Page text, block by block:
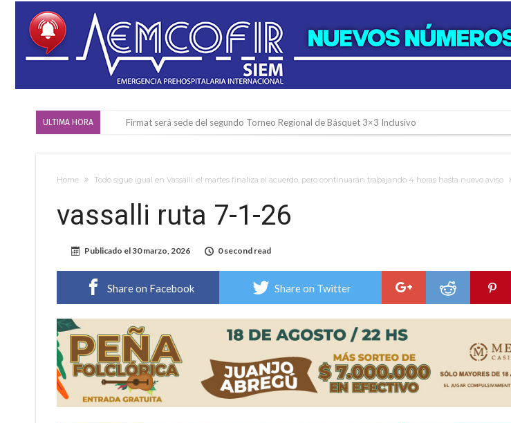
ULTIMA HORA Firmat será sede del segundo Torneo Regional de Básquet 3×3 Inclusivo
Violento robo en la zona rural de Firmat: maniataron a una pareja de adultos mayores
Vuelve el básquet: este viernes arranca el Clausura con agenda confirmada y planteles renovados
Home Todo sigue igual en Vassalli: el martes finaliza el acuerdo, pero continuarán trabajando 4 horas hasta nuevo aviso
vassalli ruta 7-1-26
Publicado el30 marzo, 2026 0 second read
Share on Facebook Share on Twitter